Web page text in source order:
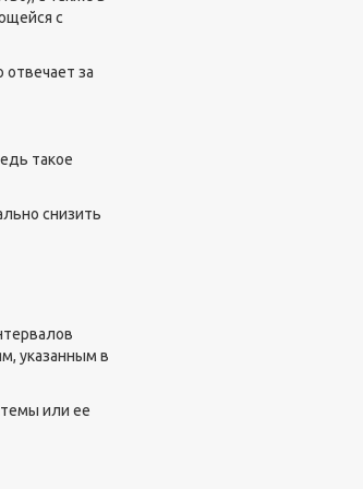
с
отвечает за
такое
снизить
указанным в
или ее